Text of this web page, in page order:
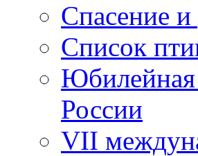
Спасение
Список
Юбилейная
России
VII